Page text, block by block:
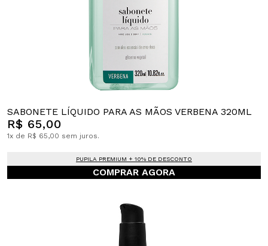
SABONETE LÍQUIDO PARA AS MÃOS VERBENA 320ML
R$ 65,00
1x de R$ 65,00 sem juros.
PUPILA PREMIUM + 10% DE DESCONTO
COMPRAR AGORA